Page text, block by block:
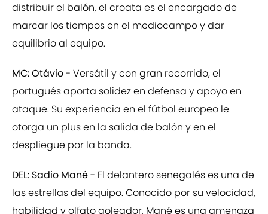
distribuir el balón, el croata es el encargado de
marcar los tiempos en el mediocampo y dar
equilibrio al equipo.
MC: Otávio- Versátil y con gran recorrido, el
portugués aporta solidez en defensa y apoyo en
ataque. Su experiencia en el fútbol europeo le
otorga un plus en la salida de balón y en el
despliegue por la banda.
DEL: Sadio Mané- El delantero senegalés es una de
las estrellas del equipo. Conocido por su velocidad,
habilidad y olfato goleador, Mané es una amenaza